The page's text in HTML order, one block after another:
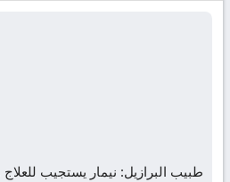
طبيب البرازيل: نيمار يستجيب